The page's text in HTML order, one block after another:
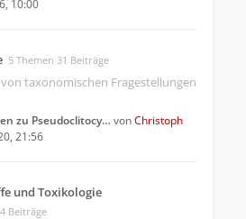
10:00
5 Themen 31 Beiträge
taxonomischen Fragestellungen
zu Pseudoclitocy… vonChristoph
21:56
und Toxikologie
Beiträge